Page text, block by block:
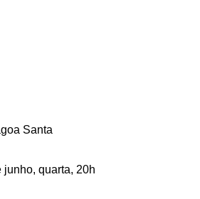
Santa
junho, quarta, 20h